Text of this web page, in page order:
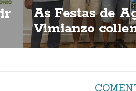
As Festas de
Vimianzo